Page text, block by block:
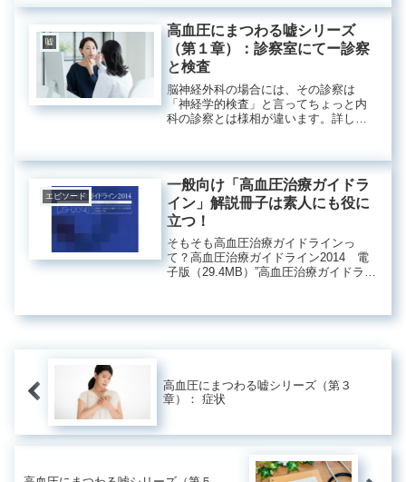
現した時には、「おお、便利なものが
できた。」って思ってました。その頃
は...
嘘
高血圧にまつわる嘘シリーズ
（第１章）：診察室にてー診察
と検査
脳神経外科の場合には、その診察は
「神経学的検査」と言ってちょっと内
科の診察とは様相が違います。詳しく
ず、患者さんの人としての印象、意
識、顔貌、歩き方、しゃべり方、とい
った全体...
エピソード
一般向け「高血圧治療ガイドラ
イン」解説冊子は素人にも役に
立つ！
そもそも高血圧治療ガイドラインっ
て？高血圧治療ガイドライン2014 電
子版（29.4MB）”高血圧治療ガイドライ
の高血圧人口は、約４３００万人と推
高血圧にまつわる嘘シリーズ（第３
章）： 症状